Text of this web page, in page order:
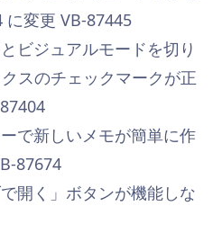
に変更 VB-87445
ビジュアルモードを切り
スのチェックマークが正
で新しいメモが簡単に作
87674
開く」ボタンが機能しな